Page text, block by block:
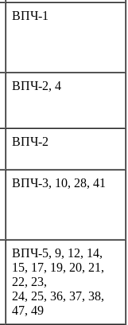
ВПЧ-1
ВПЧ-2, 4
ВПЧ-2
ВПЧ-3, 10, 28, 41
ВПЧ-5, 9, 12, 14,
15, 17, 19, 20, 21,
22, 23,
24, 25, 36, 37, 38,
47, 49